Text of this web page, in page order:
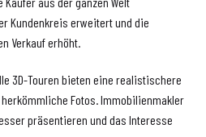
Kundenkreis erweitert und die
Verkauf erhöht.
3D-Touren bieten eine realistischere
Fotos. Immobilienmakler
präsentieren und das Interesse